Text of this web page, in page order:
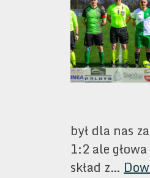
Sianów
–
(3:0)
był dla nas
1:2 ale
skład z…